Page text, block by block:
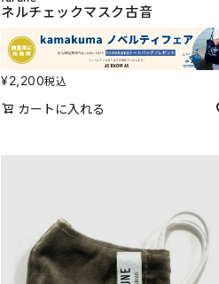
ネルチェックマスク古音
¥2,200税込
カートに入れる